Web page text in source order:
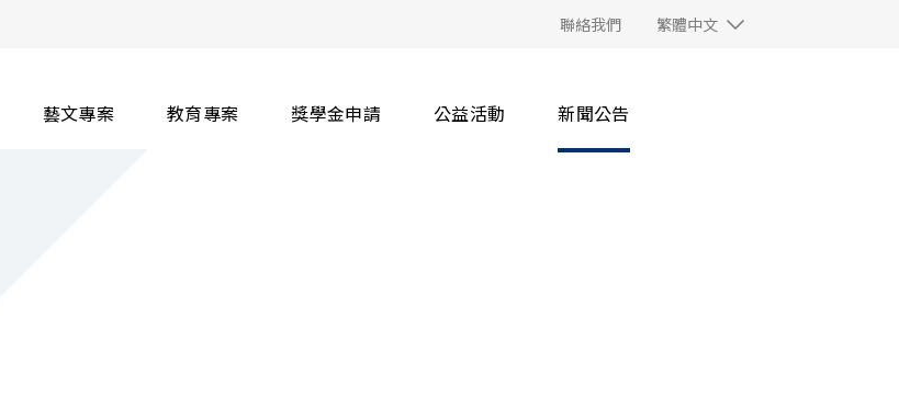
聯絡我們 繁體中文
藝文專案 教育專案 獎學金申請 公益活動 新聞公告